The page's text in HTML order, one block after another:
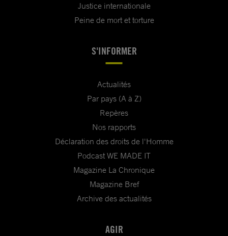
Justice internationale
Peine de mort et torture
S'INFORMER
Actualités
Par pays (A à Z)
Repères
Nos rapports
Déclaration des droits de l'Homme
Podcast WE MADE IT
Magazine La Chronique
Magazine Bref
Archive des actualités
AGIR